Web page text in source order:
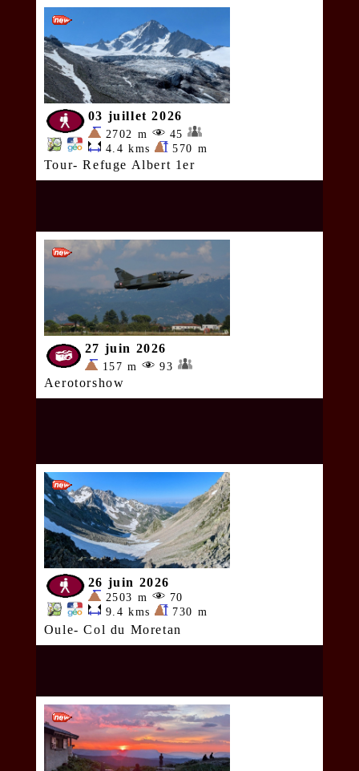
03 juillet 2026
2702 m
45
4.4 kms
570 m
Tour- Refuge Albert 1er
27 juin 2026
157 m 93
Aerotorshow
26 juin 2026
2503 m
70
9.4 kms
730 m
Oule- Col du Moretan